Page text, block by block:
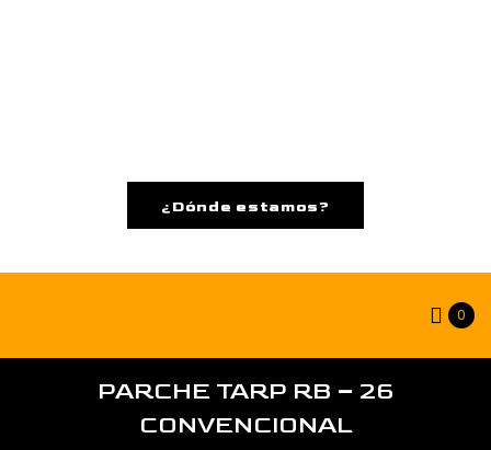
¿Dónde estamos?
0
PARCHE TARP RB – 26
CONVENCIONAL